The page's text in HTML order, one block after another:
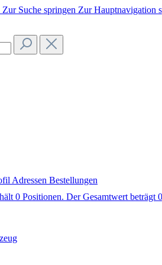
Zur Suche springen Zur Hauptnavigation
Adressen Bestellungen
0 Positionen. Der Gesamtwert beträgt